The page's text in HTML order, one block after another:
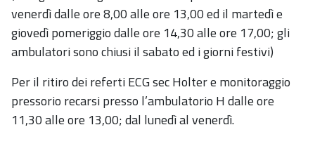
venerdì dalle ore 8,00 alle ore 13,00 ed il martedì e
giovedì pomeriggio dalle ore 14,30 alle ore 17,00; gli
ambulatori sono chiusi il sabato ed i giorni festivi)
Per il ritiro dei referti ECG sec Holter e monitoraggio
pressorio recarsi presso l’ambulatorio H dalle ore
11,30 alle ore 13,00; dal lunedì al venerdì.